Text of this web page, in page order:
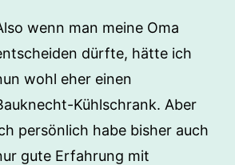
wenn man meine Oma
dürfte, hätte ich
wohl eher einen
Kühlschrank. Aber
persönlich habe bisher auch
gute Erfahrung mit